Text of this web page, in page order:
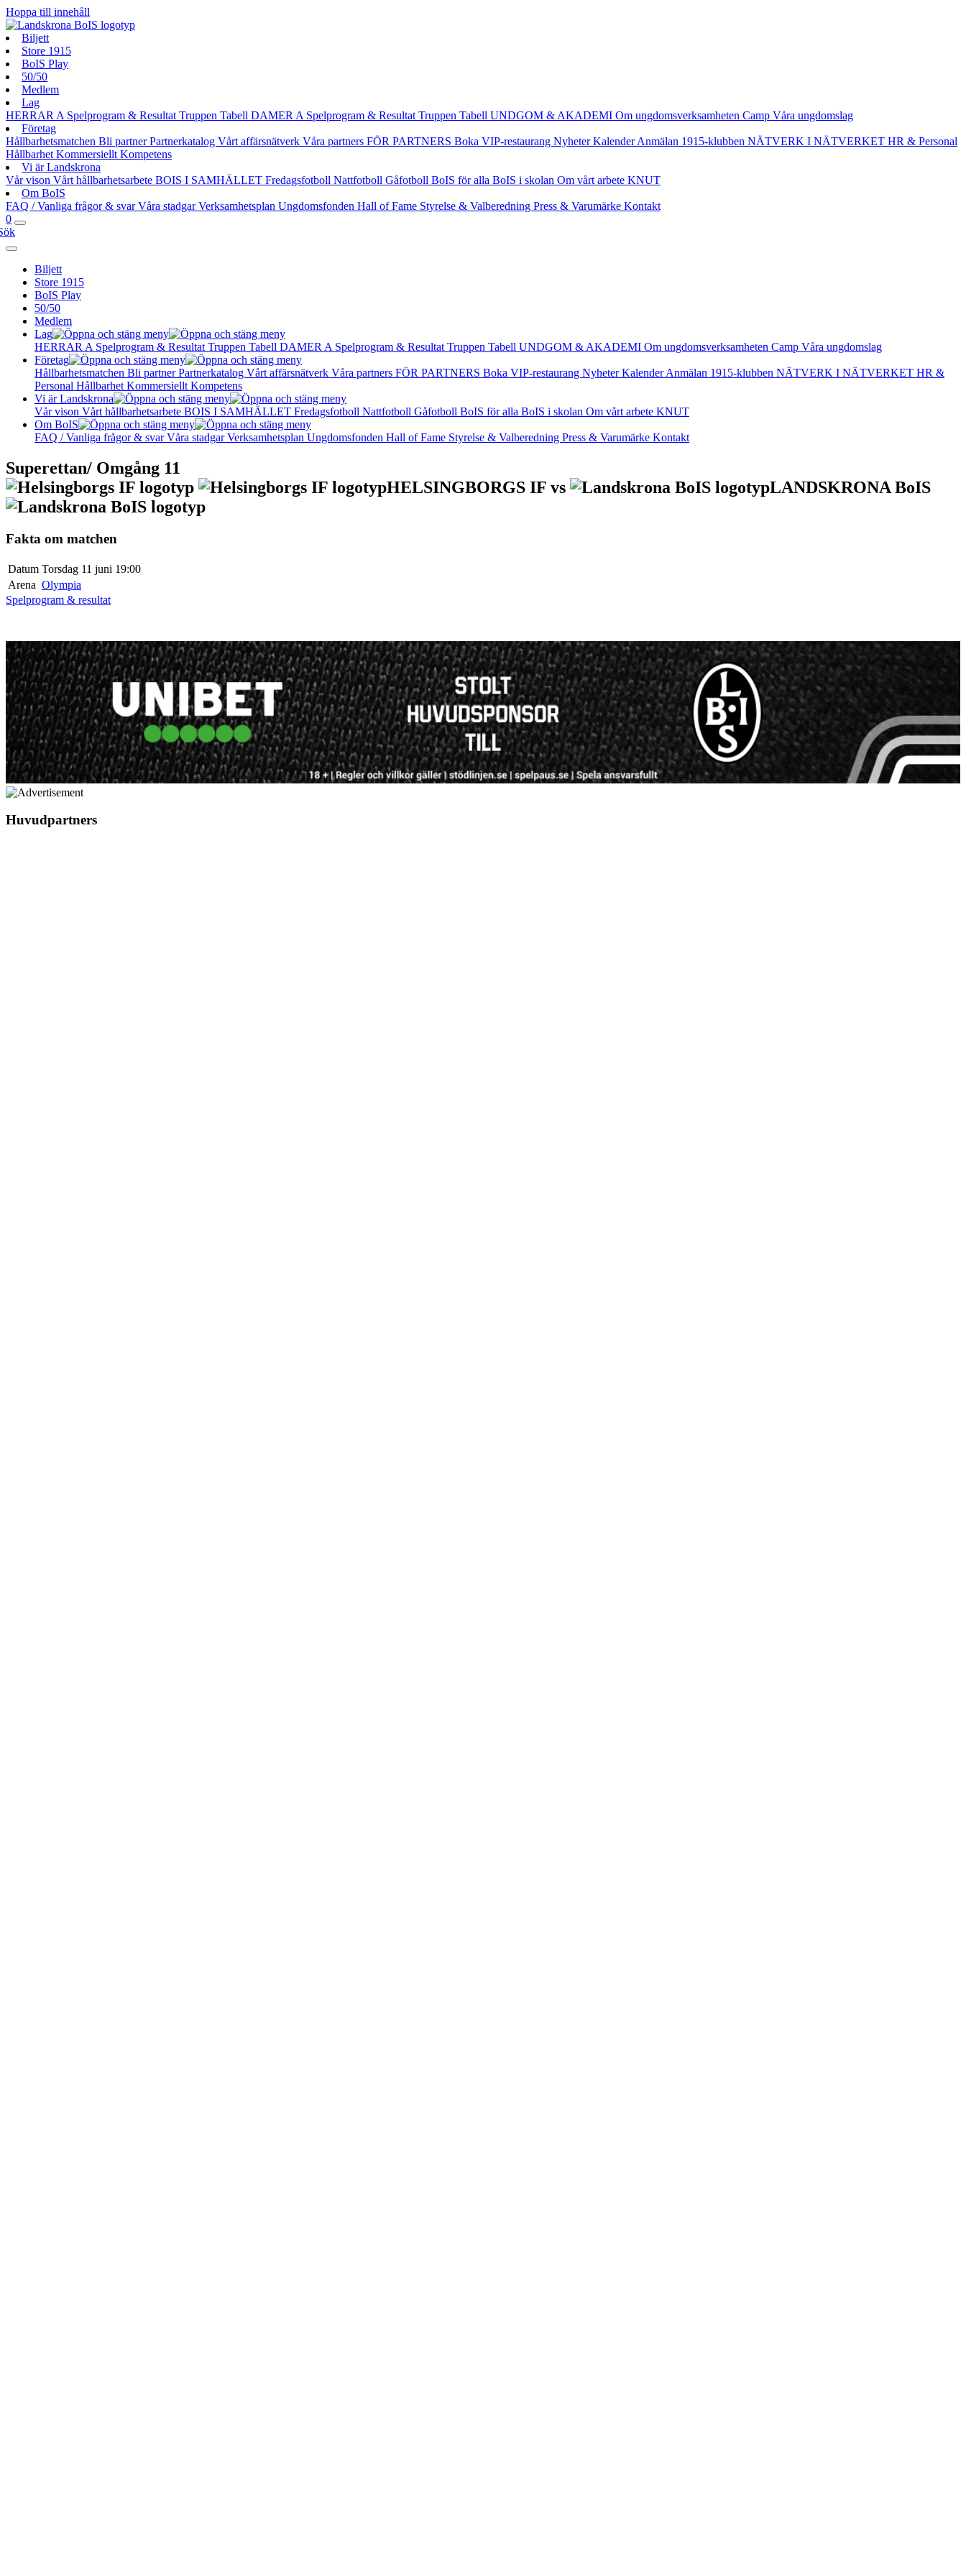
Hoppa till innehåll
Biljett
Store 1915
BoIS Play
50/50
Medlem
Lag
HERRAR A Spelprogram & Resultat Truppen Tabell DAMER A Spelprogram & Resultat Truppen Tabell UNDGOM & AKADEMI Om ungdomsverksamheten Camp Våra ungdomslag
Företag
Hållbarhetsmatchen Bli partnerPartnerkatalog Vårt affärsnätverk Våra partners FÖR PARTNERS Boka VIP-restaurang NyheterKalenderAnmälan 1915-klubben NÄTVERK I NÄTVERKET HR & Personal
Hållbarhet Kommersiellt Kompetens
Vi är Landskrona
Vår vison Vårt hållbarhetsarbete BOIS I SAMHÄLLET Fredagsfotboll Nattfotboll Gåfotboll BoIS för alla BoIS i skolan Om vårt arbete KNUT
Om BoIS
FAQ / Vanliga frågor & svarVåra stadgarVerksamhetsplan Ungdomsfonden Hall of Fame Styrelse & Valberedning Press & Varumärke Kontakt
0
Biljett
Store 1915
BoIS Play
50/50
Medlem
Lag
HERRAR A Spelprogram & Resultat Truppen Tabell DAMER A Spelprogram & Resultat Truppen Tabell UNDGOM & AKADEMI Om ungdomsverksamheten Camp Våra ungdomslag
Företag
Hållbarhetsmatchen Bli partnerPartnerkatalog Vårt affärsnätverk Våra partners FÖR PARTNERS Boka VIP-restaurang NyheterKalenderAnmälan 1915-klubben NÄTVERK I NÄTVERKET HR &
Personal Hållbarhet Kommersiellt Kompetens
Vi är Landskrona
Vår vison Vårt hållbarhetsarbete BOIS I SAMHÄLLET Fredagsfotboll Nattfotboll Gåfotboll BoIS för alla BoIS i skolan Om vårt arbete KNUT
Om BoIS
FAQ / Vanliga frågor & svarVåra stadgarVerksamhetsplan Ungdomsfonden Hall of Fame Styrelse & Valberedning Press & Varumärke Kontakt
Superettan/ Omgång 11
HELSINGBORGS IF vs LANDSKRONA BoIS
Fakta om matchen
Datum Torsdag 11 juni 19:00
Arena Olympia
Spelprogram & resultat
Huvudpartners